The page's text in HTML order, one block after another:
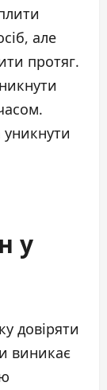
але
протяг.
у
довіряти
виникає